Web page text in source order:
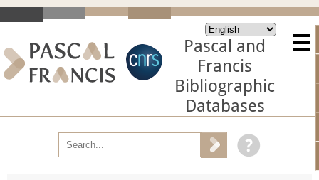
Pascal and
Francis
Bibliographic
Databases